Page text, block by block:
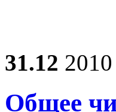
31.12 2010
Общее